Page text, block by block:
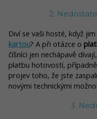
2.
Diví se vaši hosté, když
kartou? A při otázce o
číšníci jen nechápavě
platbu hotovostí,
projev toho, že jste
novými technickými
3.